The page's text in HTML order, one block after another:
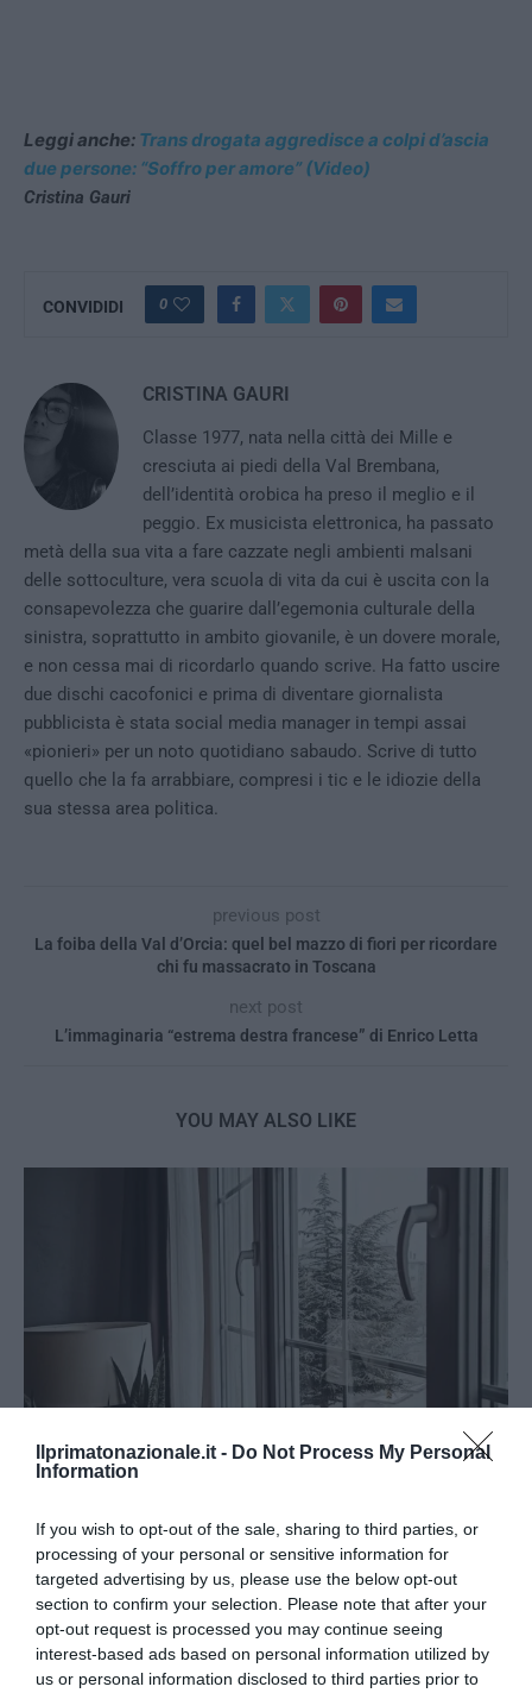
Ilprimatonazionale.it - Do Not Process My Personal
Information
If you wish to opt-out of the sale, sharing to third parties, or
processing of your personal or sensitive information for
targeted advertising by us, please use the below opt-out
section to confirm your selection. Please note that after your
opt-out request is processed you may continue seeing
interest-based ads based on personal information utilized by
us or personal information disclosed to third parties prior to
Leggi anche: Trans drogata aggredisce a colpi d’ascia
due persone: “Soffro per amore” (Video)
Cristina Gauri
CONVIDIDI 0
CRISTINA GAURI
Classe 1977, nata nella città dei Mille e
cresciuta ai piedi della Val Brembana,
dell’identità orobica ha preso il meglio e il
peggio. Ex musicista elettronica, ha passato
metà della sua vita a fare cazzate negli ambienti malsani
delle sottoculture, vera scuola di vita da cui è uscita con la
consapevolezza che guarire dall’egemonia culturale della
sinistra, soprattutto in ambito giovanile, è un dovere morale,
e non cessa mai di ricordarlo quando scrive. Ha fatto uscire
due dischi cacofonici e prima di diventare giornalista
pubblicista è stata social media manager in tempi assai
«pionieri» per un noto quotidiano sabaudo. Scrive di tutto
quello che la fa arrabbiare, compresi i tic e le idiozie della
sua stessa area politica.
previous post
La foiba della Val d’Orcia: quel bel mazzo di fiori per ricordare
chi fu massacrato in Toscana
next post
L’immaginaria “estrema destra francese” di Enrico Letta
YOU MAY ALSO LIKE
Finestre in PVC con isolamento acustico
27 Luglio 2026